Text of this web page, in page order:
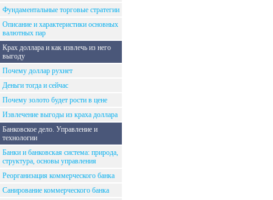
Фундаментальные торговые стратегии
Описание и характеристики основных
валютных пар
Крах доллара и как извлечь из него
выгоду
Почему доллар рухнет
Деньги тогда и сейчас
Почему золото будет рости в цене
Извлечение выгоды из краха доллара
Банковское дело. Управление и
технологии
Банки и банковская система: природа,
структура, основы управления
Реорганизация коммерческого банка
Санирование коммерческого банка